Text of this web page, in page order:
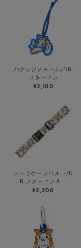
バゲッジチャーム/DB.
スターマン
¥2,100
スーツケースベルト/D
B.スターマン＆...
¥2,200